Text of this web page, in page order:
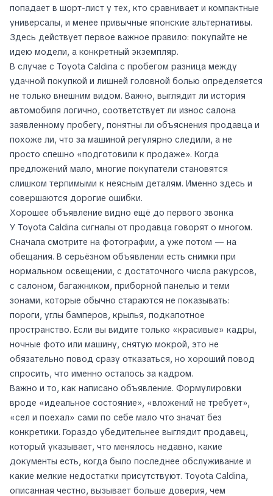
попадает в шорт-лист у тех, кто сравнивает и компактные
универсалы, и менее привычные японские альтернативы.
Здесь действует первое важное правило: покупайте не
идею модели, а конкретный экземпляр.
В случае с Toyota Caldina с пробегом разница между
удачной покупкой и лишней головной болью определяется
не только внешним видом. Важно, выглядит ли история
автомобиля логично, соответствует ли износ салона
заявленному пробегу, понятны ли объяснения продавца и
похоже ли, что за машиной регулярно следили, а не
просто спешно «подготовили к продаже». Когда
предложений мало, многие покупатели становятся
слишком терпимыми к неясным деталям. Именно здесь и
совершаются дорогие ошибки.
Хорошее объявление видно ещё до первого звонка
У Toyota Caldina сигналы от продавца говорят о многом.
Сначала смотрите на фотографии, а уже потом — на
обещания. В серьёзном объявлении есть снимки при
нормальном освещении, с достаточного числа ракурсов,
с салоном, багажником, приборной панелью и теми
зонами, которые обычно стараются не показывать:
пороги, углы бамперов, крылья, подкапотное
пространство. Если вы видите только «красивые» кадры,
ночные фото или машину, снятую мокрой, это не
обязательно повод сразу отказаться, но хороший повод
спросить, что именно осталось за кадром.
Важно и то, как написано объявление. Формулировки
вроде «идеальное состояние», «вложений не требует»,
«сел и поехал» сами по себе мало что значат без
конкретики. Гораздо убедительнее выглядит продавец,
который указывает, что менялось недавно, какие
документы есть, когда было последнее обслуживание и
какие мелкие недостатки присутствуют. Toyota Caldina,
описанная честно, вызывает больше доверия, чем